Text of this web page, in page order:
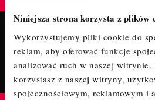
Niniejsza strona korzysta z plików
Wykorzystujemy pliki cookie do
reklam, aby oferować funkcje
analizować ruch w naszej witrynie.
korzystasz z naszej witryny,
społecznościowym, reklamowym i
POLUB NASZ PROFIL I